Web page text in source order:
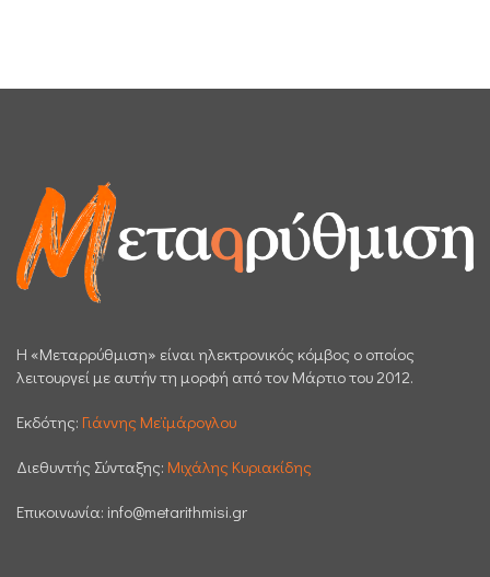
H «Μεταρρύθμιση» είναι ηλεκτρονικός κόμβος ο οποίος
λειτουργεί με αυτήν τη μορφή από τον Μάρτιο του 2012.
Εκδότης: Γιάννης Μεϊμάρογλου
Διεθυντής Σύνταξης: Μιχάλης Κυριακίδης
Επικοινωνία: info@metarithmisi.gr